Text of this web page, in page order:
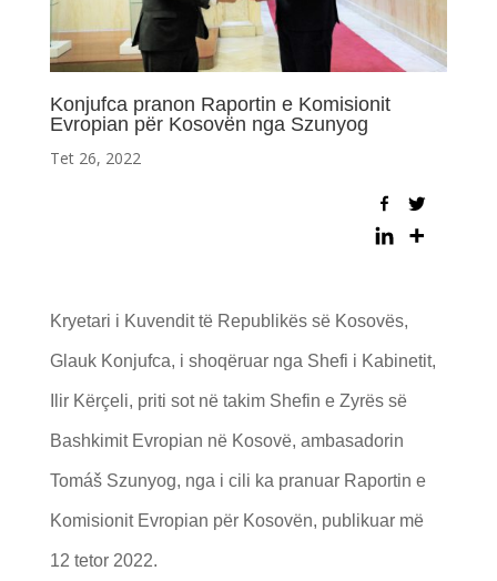
Konjufca pranon Raportin e Komisionit
Evropian për Kosovën nga Szunyog
Tet 26, 2022
Kryetari i Kuvendit të Republikës së Kosovës,
Glauk Konjufca, i shoqëruar nga Shefi i Kabinetit,
Ilir Kërçeli, priti sot në takim Shefin e Zyrës së
Bashkimit Evropian në Kosovë, ambasadorin
Tomáš Szunyog, nga i cili ka pranuar Raportin e
Komisionit Evropian për Kosovën, publikuar më
12 tetor 2022.